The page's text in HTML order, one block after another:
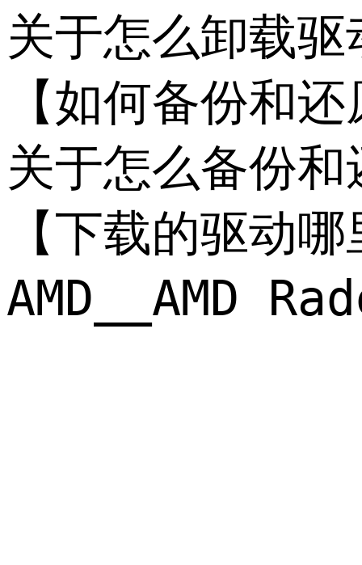
关于怎么卸载
【如何备份和
关于怎么备份
【下载的驱动
AMD__AMD